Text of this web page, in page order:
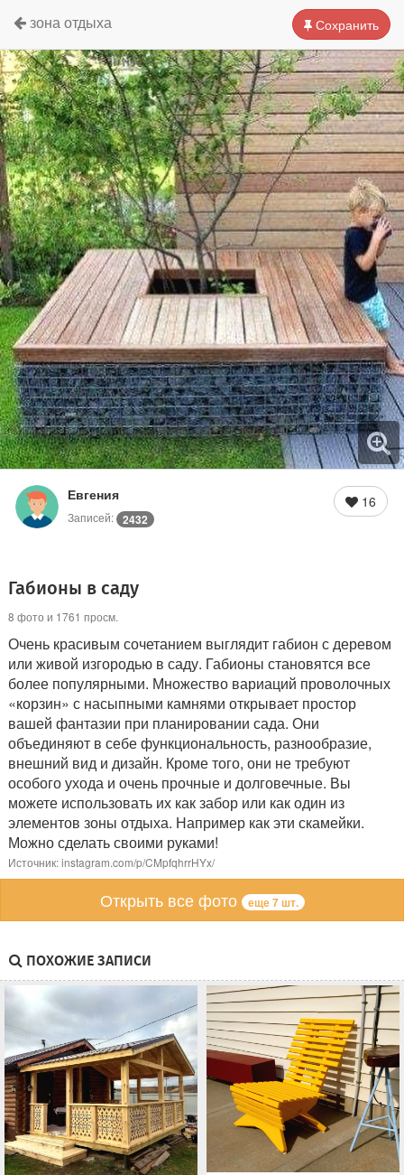
Сохранить
зона отдыха
Евгения
Записей: 2432
16
Габионы в саду
8 фото и 1761 просм.
Очень красивым сочетанием выглядит габион с деревом
или живой изгородью в саду. Габионы становятся все
более популярными. Множество вариаций проволочных
«корзин» с насыпными камнями открывает простор
вашей фантазии при планировании сада. Они
объединяют в себе функциональность, разнообразие,
внешний вид и дизайн. Кроме того, они не требуют
особого ухода и очень прочные и долговечные. Вы
можете использовать их как забор или как один из
элементов зоны отдыха. Например как эти скамейки.
Можно сделать своими руками!
Источник: instagram.com/p/CMpfqhrrHYx/
Открыть все фото еще 7 шт.
ПОХОЖИЕ ЗАПИСИ